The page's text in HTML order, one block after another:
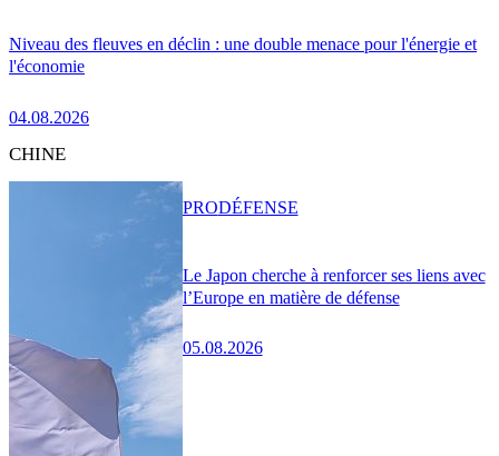
Niveau des fleuves en déclin : une double menace pour l'énergie et
l'économie
04.08.2026
CHINE
Le Japon cherche à renforcer ses liens avec
l’Europe en matière de défense
05.08.2026
PRODÉFENSE